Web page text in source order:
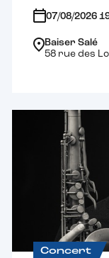
07/08/2026
Baiser Salé
58 rue des
Concert